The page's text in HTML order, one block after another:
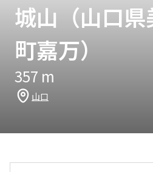
城山（山口
町嘉万）
357 m
山口